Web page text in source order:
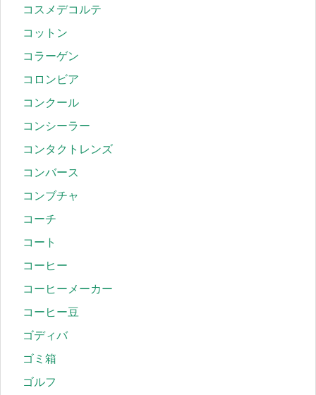
コスメデコルテ
コットン
コラーゲン
コロンビア
コンクール
コンシーラー
コンタクトレンズ
コンバース
コンブチャ
コーチ
コート
コーヒー
コーヒーメーカー
コーヒー豆
ゴディバ
ゴミ箱
ゴルフ